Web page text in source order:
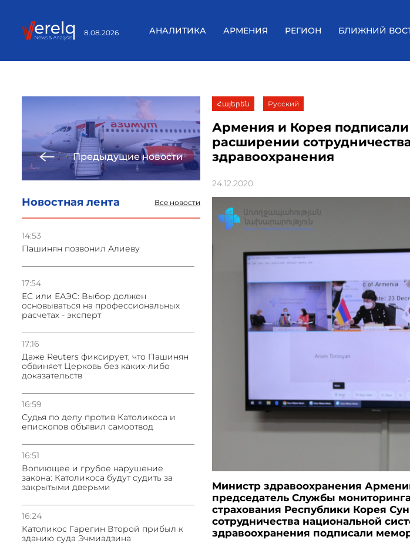
8.08.2026 АНАЛИТИКА АРМЕНИЯ РЕГИОН БЛИЖНИЙ
Предыдущие новости
Новостная лента Все новости
14:53
Пашинян позвонил Алиеву
17:54
ЕС или ЕАЭС: Выбор должен
основываться на профессиональных
расчетах - эксперт
17:16
Даже Reuters фиксирует, что Пашинян
обвиняет Церковь без каких-либо
доказательств
16:59
Судья по делу против Католикоса и
епископов объявил самоотвод
16:51
Вопиющее и грубое нарушение
закона: Католикоса будут судить за
закрытыми дверьми
16:24
Католикос Гарегин Второй прибыл к
зданию суда Эчмиадзина
Հայերեն Русский
Армения и Корея
расширении
здравоохранения
24.12.2020
Министр здравоохранения
председатель Службы
страхования Республики Корея
сотрудничества национальной
здравоохранения подписали